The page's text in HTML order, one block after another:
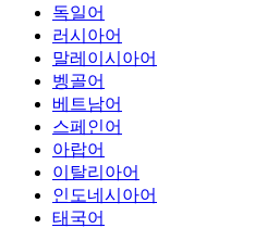
독일어
러시아어
말레이시아어
벵골어
베트남어
스페인어
아랍어
이탈리아어
인도네시아어
태국어